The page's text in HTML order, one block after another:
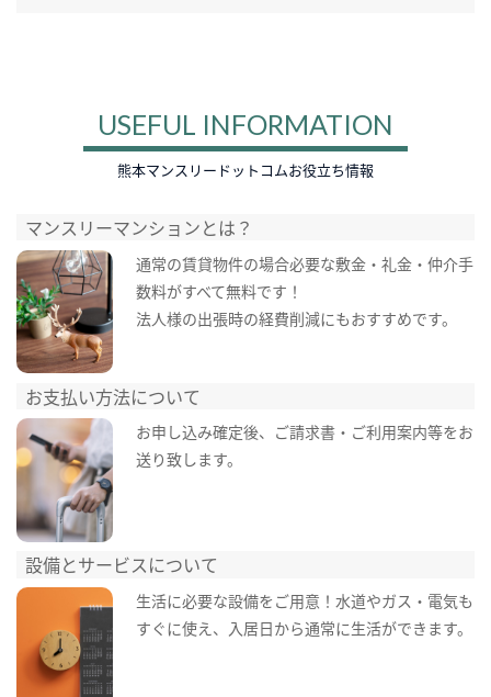
USEFUL INFORMATION
熊本マンスリードットコムお役立ち情報
マンスリーマンションとは？
通常の賃貸物件の場合必要な敷金・礼金・仲介手
数料がすべて無料です！
法人様の出張時の経費削減にもおすすめです。
お支払い方法について
お申し込み確定後、ご請求書・ご利用案内等をお
送り致します。
設備とサービスについて
生活に必要な設備をご用意！水道やガス・電気も
すぐに使え、入居日から通常に生活ができます。